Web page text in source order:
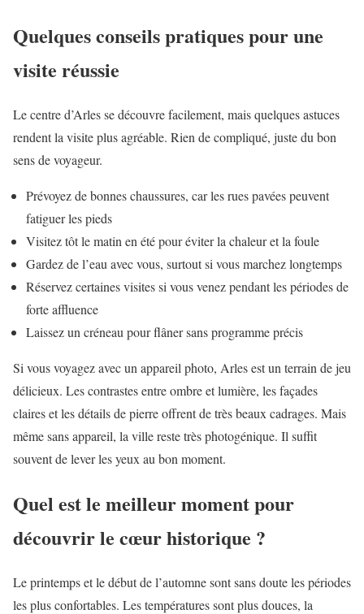
Quelques conseils pratiques pour une
visite réussie
Le centre d’Arles se découvre facilement, mais quelques astuces
rendent la visite plus agréable. Rien de compliqué, juste du bon
sens de voyageur.
Prévoyez de bonnes chaussures, car les rues pavées peuvent
fatiguer les pieds
Visitez tôt le matin en été pour éviter la chaleur et la foule
Gardez de l’eau avec vous, surtout si vous marchez longtemps
Réservez certaines visites si vous venez pendant les périodes de
forte affluence
Laissez un créneau pour flâner sans programme précis
Si vous voyagez avec un appareil photo, Arles est un terrain de jeu
délicieux. Les contrastes entre ombre et lumière, les façades
claires et les détails de pierre offrent de très beaux cadrages. Mais
même sans appareil, la ville reste très photogénique. Il suffit
souvent de lever les yeux au bon moment.
Quel est le meilleur moment pour
découvrir le cœur historique ?
Le printemps et le début de l’automne sont sans doute les périodes
les plus confortables. Les températures sont plus douces, la